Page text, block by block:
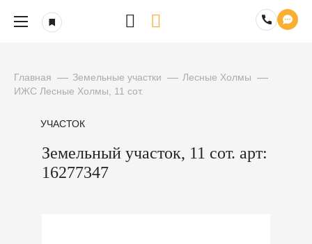
Главная Земельные участки
Лесные Холмы
ИЖС Лесные Холмы, 11 сот.
УЧАСТОК
Земельный участок, 11 сот. арт:
16277347